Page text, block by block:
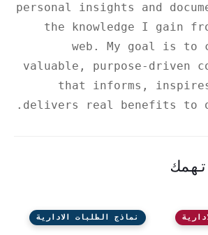
personal insights and
the knowledge I gain
web. My goal is to
valuable, purpose-driven
that informs,
delivers real benefits to
نماذج الطلبات الادارية